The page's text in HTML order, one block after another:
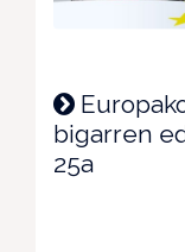
bigarren
25a